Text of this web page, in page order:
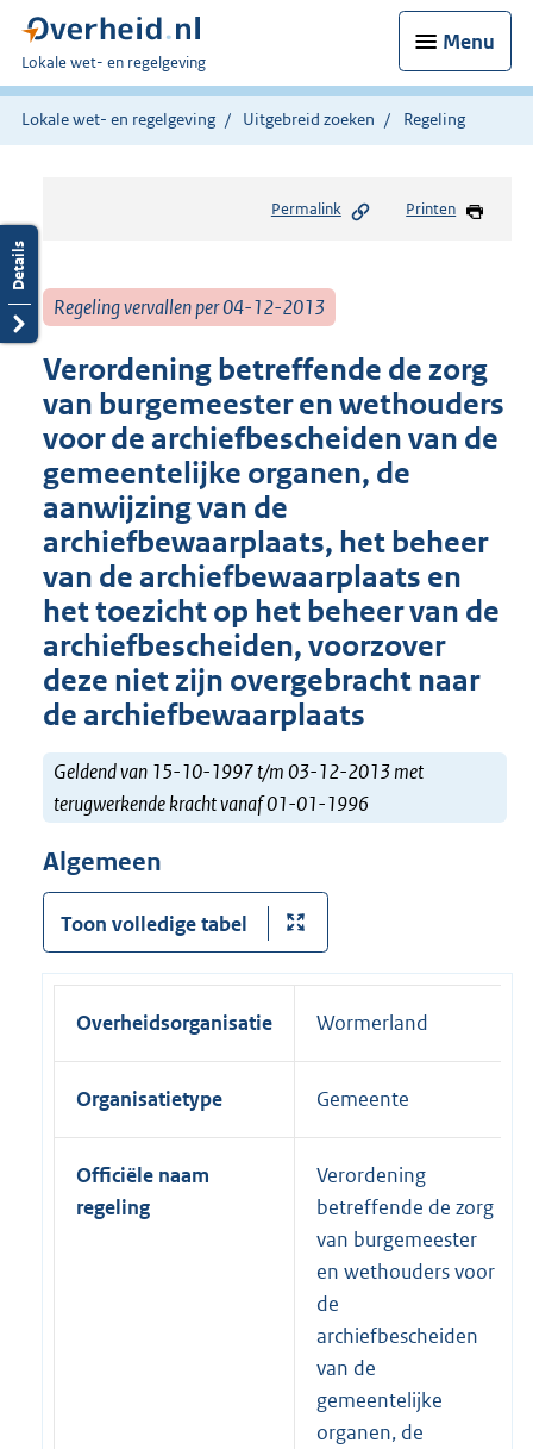
Menu
U
bent
hier:
Lokale wet- en regelgeving
Lokale wet- en regelgeving Uitgebreid zoeken Regeling
Permalink Printen
Regeling vervallen per 04-12-2013
Verordening betreffende de zorg
van burgemeester en wethouders
voor de archiefbescheiden van de
gemeentelijke organen, de
aanwijzing van de
archiefbewaarplaats, het beheer
van de archiefbewaarplaats en
het toezicht op het beheer van de
archiefbescheiden, voorzover
deze niet zijn overgebracht naar
de archiefbewaarplaats
Geldend van 15-10-1997 t/m 03-12-2013 met
terugwerkende kracht vanaf 01-01-1996
Algemeen
Toon volledige tabel
Overheidsorganisatie Wormerland
Organisatietype Gemeente
Officiële naam
regeling
Verordening
betreffende de zorg
van burgemeester
en wethouders voor
de
archiefbescheiden
van de
gemeentelijke
organen, de